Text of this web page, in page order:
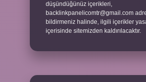
düşündüğünüz içerikleri,
backlinkpanelicomtr@gmail.com
bildirmeniz halinde, ilgili içerikler
içerisinde sitemizden kaldırılacaktır.